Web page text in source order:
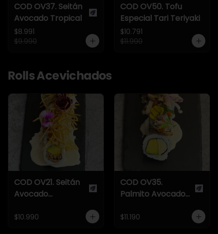
COD OV37. Seitán
Avocado Tropical
$8.991
$9.990
COD OV50. Tofu
Especial Tari Teriyaki
$10.791
$11.990
Rolls Acevichados
COD OV21. Seitán
Avocado
$10.990
COD OV35.
Palmito Avocado
$11.190